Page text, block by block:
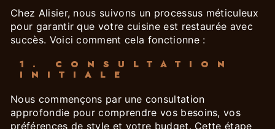
Chez Alisier, nous suivons un processus méticuleux
pour garantir que votre cuisine est restaurée avec
succès. Voici comment cela fonctionne :
1. CONSULTATION
INITIALE
Nous commençons par une consultation
approfondie pour comprendre vos besoins, vos
préférences de style et votre budget. Cette étape